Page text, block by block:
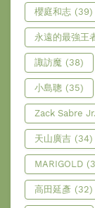
櫻庭和志 (39)
永遠的最強王
諏訪魔 (38)
小島聰 (35)
Zack Sabre Jr.
天山廣吉 (34)
MARIGOLD
高田延彥 (32)